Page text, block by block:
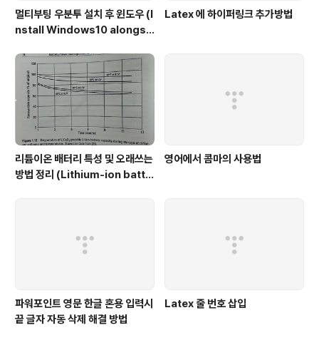
멀티부팅 우분투 설치 후 윈도우 (I
nstall Windows10 alongsi
Latex 에 하이퍼링크 추가방법
리튬이온 배터리 특성 및 오래쓰는
방법 정리 (Lithium-ion batte
영어에서 콤마의 사용법
파워포인트 영문 한글 혼용 입력시
끝 글자 자동 삭제 해결 방법
Latex 줄 번호 삽입